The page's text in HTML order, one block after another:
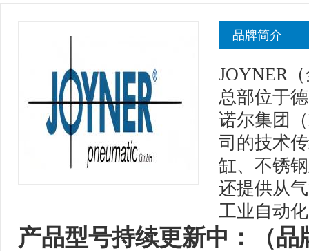
品牌简介
JOYNER
总部位于
诺尔集团
司的技术
缸、不锈
还提供从
工业自动
产品型号持续更新中：（